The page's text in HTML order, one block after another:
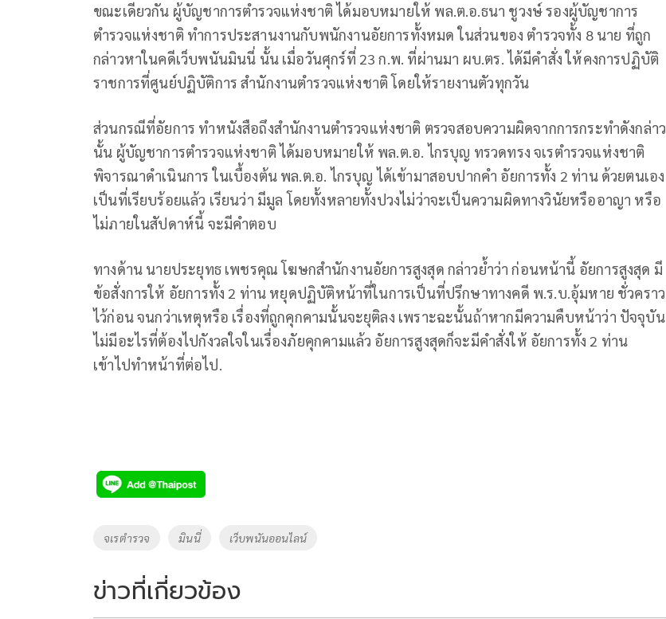
ขณะเดียวกัน ผู้บัญชาการตำรวจแห่งชาติ ได้มอบหมายให้ พล.ต.อ.ธนา ชูวงษ์ รองผู้บัญชาการ
ตำรวจแห่งชาติ ทำการประสานงานกับพนักงานอัยการทั้งหมด ในส่วนของ ตำรวจทั้ง 8 นาย ที่ถูก
กล่าวหาในคดีเว็บพนันมินนี่ นั้น เมื่อวันศุกร์ที่ 23 ก.พ. ที่ผ่านมา ผบ.ตร. ได้มีคำสั่ง ให้คงการปฏิบัติ
ราชการที่ศูนย์ปฏิบัติการ สำนักงานตำรวจแห่งชาติ โดยให้รายงานตัวทุกวัน
ส่วนกรณีที่อัยการ ทำหนังสือถึงสำนักงานตำรวจแห่งชาติ ตรวจสอบความผิดจากการกระทำดังกล่าว
นั้น ผู้บัญชาการตำรวจแห่งชาติ ได้มอบหมายให้ พล.ต.อ. ไกรบุญ ทรวดทรง จเรตำรวจแห่งชาติ
พิจารณาดำเนินการ ในเบื้องต้น พล.ต.อ. ไกรบุญ ได้เข้ามาสอบปากคำ อัยการทั้ง 2 ท่าน ด้วยตนเอง
เป็นที่เรียบร้อยแล้ว เรียนว่า มีมูล โดยทั้งหลายทั้งปวงไม่ว่าจะเป็นความผิดทางวินัยหรืออาญา หรือ
ไม่ภายในสัปดาห์นี้ จะมีคำตอบ
ทางด้าน นายประยุทธ เพชรคุณ โฆษกสำนักงานอัยการสูงสุด กล่าวย้ำว่า ก่อนหน้านี้ อัยการสูงสุด มี
ข้อสั่งการให้ อัยการทั้ง 2 ท่าน หยุดปฏิบัติหน้าที่ในการเป็นที่ปรึกษาทางคดี พ.ร.บ.อุ้มหาย ชั่วคราว
ไว้ก่อน จนกว่าเหตุหรือ เรื่องที่ถูกคุกคามนั้นจะยุติลง เพราะฉะนั้นถ้าหากมีความคืบหน้าว่า ปัจจุบัน
ไม่มีอะไรที่ต้องไปกังวลใจในเรื่องภัยคุกคามแล้ว อัยการสูงสุดก็จะมีคำสั่งให้ อัยการทั้ง 2 ท่าน
เข้าไปทำหน้าที่ต่อไป.
Tags
จเรตำรวจ มินนี่ เว็บพนันออนไลน์
ข่าวที่เกี่ยวข้อง